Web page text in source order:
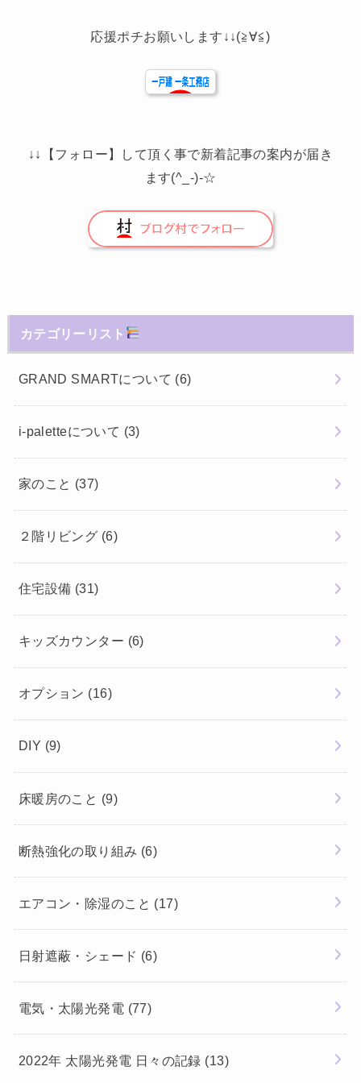
応援ポチお願いします↓↓(≧∀≦)
↓↓【フォロー】して頂く事で新着記事の案内が届き
ます(^_-)-☆
カテゴリーリスト
GRAND SMARTについて (6)
i-paletteについて (3)
家のこと (37)
２階リビング (6)
住宅設備 (31)
キッズカウンター (6)
オプション (16)
DIY (9)
床暖房のこと (9)
断熱強化の取り組み (6)
エアコン・除湿のこと (17)
日射遮蔽・シェード (6)
電気・太陽光発電 (77)
2022年 太陽光発電 日々の記録 (13)